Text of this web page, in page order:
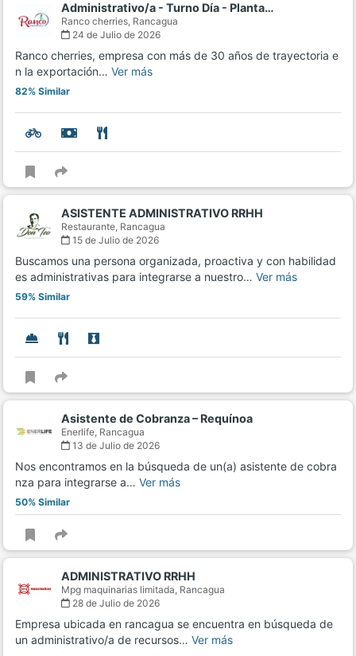
Administrativo/a - Turno Día - Planta…
Ranco cherries, Rancagua
24 de Julio de 2026
Ranco cherries, empresa con más de 30 años de trayectoria e
n la exportación… Ver más
82% Similar
ASISTENTE ADMINISTRATIVO RRHH
Restaurante, Rancagua
15 de Julio de 2026
Buscamos una persona organizada, proactiva y con habilidad
es administrativas para integrarse a nuestro… Ver más
59% Similar
Asistente de Cobranza – Requínoa
Enerlife, Rancagua
13 de Julio de 2026
Nos encontramos en la búsqueda de un(a) asistente de cobra
nza para integrarse a… Ver más
50% Similar
ADMINISTRATIVO RRHH
Mpg maquinarias limitada, Rancagua
28 de Julio de 2026
Empresa ubicada en rancagua se encuentra en búsqueda de
un administrativo/a de recursos… Ver más